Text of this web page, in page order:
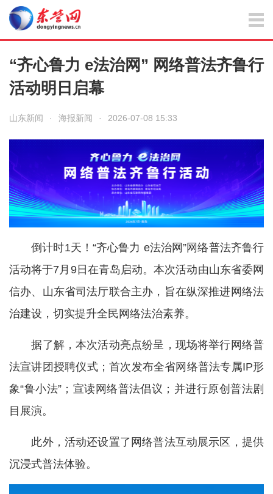
“齐心鲁力 e法治网” 网络普法齐鲁行
活动明日启幕
山东新闻 · 海报新闻 · 2026-07-08 15:33
倒计时1天！“齐心鲁力 e法治网”网络普法齐鲁行
活动将于7月9日在青岛启动。本次活动由山东省委网
信办、山东省司法厅联合主办，旨在纵深推进网络法
治建设，切实提升全民网络法治素养。
据了解，本次活动亮点纷呈，现场将举行网络普
法宣讲团授聘仪式；首次发布全省网络普法专属IP形
象“鲁小法”；宣读网络普法倡议；并进行原创普法剧
目展演。
此外，活动还设置了网络普法互动展示区，提供
沉浸式普法体验。